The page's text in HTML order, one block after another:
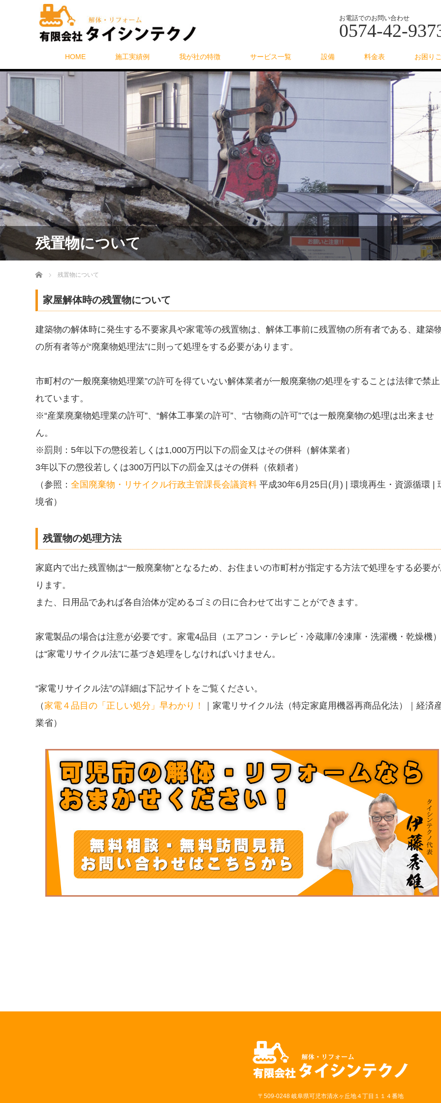
お電話でのお問い合わせ
0574-42-
HOME 施工実績例 我が社の特徴 サービス一覧 設備 料金表 お困り
残置物について
ホーム 残置物について
家屋解体時の残置物について
建築物の解体時に発生する不要家具や家電等の残置物は、解体工事前に残置物の所有者である、建築
の所有者等が“廃棄物処理法”に則って処理をする必要があります。
市町村の“一般廃棄物処理業”の許可を得ていない解体業者が一般廃棄物の処理をすることは法律で禁
れています。
※“産業廃棄物処理業の許可”、“解体工事業の許可”、“古物商の許可”では一般廃棄物の処理は出来ませ
ん。
※罰則：5年以下の懲役若しくは1,000万円以下の罰金又はその併科（解体業者）
3年以下の懲役若しくは300万円以下の罰金又はその併科（依頼者）
（参照： 全国廃棄物・リサイクル行政主管課長会議資料 平成30年6月25日(月) | 環境再生・資源循環 |
境省）
残置物の処理方法
家庭内で出た残置物は“一般廃棄物”となるため、お住まいの市町村が指定する方法で処理をする必要
ります。
また、日用品であれば各自治体が定めるゴミの日に合わせて出すことができます。
家電製品の場合は注意が必要です。家電4品目（エアコン・テレビ・冷蔵庫/冷凍庫・洗濯機・乾燥機）
は“家電リサイクル法”に基づき処理をしなければいけません。
“家電リサイクル法”の詳細は下記サイトをご覧ください。
（ 家電４品目の「正しい処分」早わかり！
｜家電リサイクル法（特定家庭用機器再商品化法）｜経済
業省）
〒509-0248 岐阜県可児市清水ヶ丘地４丁目１１４番地